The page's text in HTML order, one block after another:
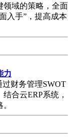
领域的策略，全面
入手”，提高成本
力
财务管理SWOT
合云ERP系统，